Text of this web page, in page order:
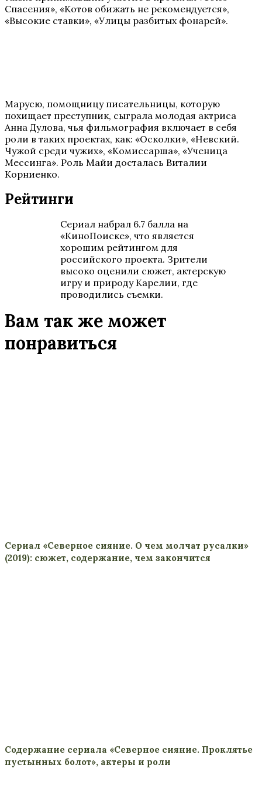
Спасения», «Котов обижать не рекомендуется»,
«Высокие ставки», «Улицы разбитых фонарей».
Марусю, помощницу писательницы, которую
похищает преступник, сыграла молодая актриса
Анна Дулова, чья фильмография включает в себя
роли в таких проектах, как: «Осколки», «Невский.
Чужой среди чужих», «Комиссарша», «Ученица
Мессинга». Роль Майи досталась Виталии
Корниенко.
Рейтинги
Сериал набрал 6.7 балла на
«КиноПоиске», что является
хорошим рейтингом для
российского проекта. Зрители
высоко оценили сюжет, актерскую
игру и природу Карелии, где
проводились съемки.
Вам так же может
понравиться
Сериал «Северное сияние. О чем молчат русалки»
(2019): сюжет, содержание, чем закончится
Содержание сериала «Северное сияние. Проклятье
пустынных болот», актеры и роли